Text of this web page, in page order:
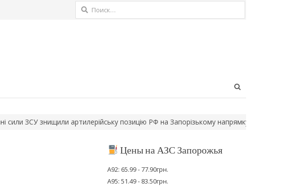
Найти:
ЗСУ знищили артилерійську позицію РФ на Запорізькому напрямку На
Цены на АЗС Запорожья
А92: 65.99 - 77.90грн.
А95: 51.49 - 83.50грн.